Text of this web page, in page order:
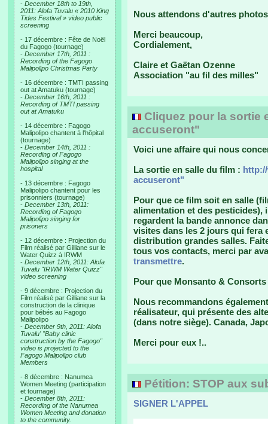
- December 18th to 19th,
2011: Alofa Tuvalu « 2010 King
Tides Festival » video public
screening
- 17 décembre : Fête de Noël
du Fagogo (tournage)
- December 17th, 2011 :
Recording of the Fagogo
Malipolipo Christmas Party
- 16 décembre : TMTI passing
out at Amatuku (tournage)
- December 16th, 2011 :
Recording of TMTI passing
out at Amatuku
- 14 décembre : Fagogo
Malipolipo chantent à l'hôpital
(tournage)
- December 14th, 2011 :
Recording of Fagogo
Malipolipo singing at the
hospital
- 13 décembre : Fagogo
Malipolipo chantent pour les
prisonniers (tournage)
- December 13th, 2011:
Recording of Fagogo
Malipolipo singing for
prisoners
- 12 décembre : Projection du
Film réalisé par Gilliane sur le
Water Quizz à IRWM
- December 12th, 2011: Alofa
Tuvalu "IRWM Water Quizz"
video screening
- 9 décembre : Projection du
Film réalisé par Gilliane sur la
construction de la clinique
pour bébés au Fagogo
Malipolipo
- December 9th, 2011: Alofa
Tuvalu' "Baby clinic
construction by the Fagogo"
video is projected to the
Fagogo Malipolipo club
Members
- 8 décembre : Nanumea
Women Meeting (participation
et tournage)
- December 8th, 2011:
Recording of the Nanumea
Women Meeting and donation
to the community.
Nous attendons d'autres
Merci beaucoup,
Cordialement,
Claire et Gaëtan Ozenne
Association "au fil des milles"
Cliquez pour la sortie
accuseront"
Voici une affaire qui nous
La sortie en salle du film :
accuseront"
Pour que ce film soit en salle
alimentation et des pesticides),
regardent la bande annonce
visites dans les 2 jours qui fera
distribution grandes salles.
tous vos contacts, merci par
transmettre.
Pour que Monsanto &
Nous recommandons
réalisateur, qui présente des
(dans notre siège). Canada,
Merci pour eux !..
Pétition: STOP aux
SIGNER L'APPEL